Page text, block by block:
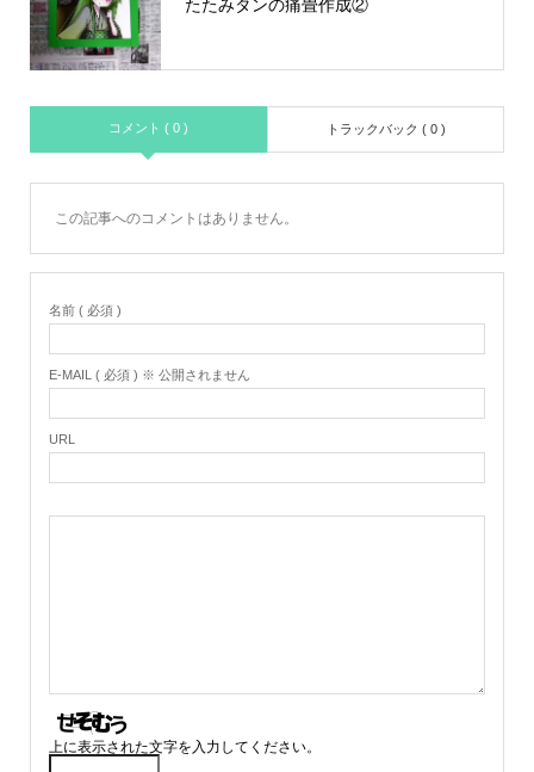
たたみタンの痛畳作成②
コメント ( 0 ) トラックバック ( 0 )
この記事へのコメントはありません。
名前 ( 必須 )
E-MAIL ( 必須 ) ※ 公開されません
URL
上に表示された文字を入力してください。